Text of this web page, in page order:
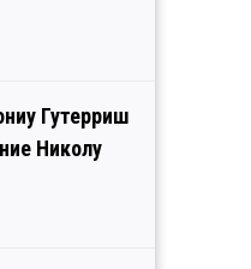
Гутерриш
Николу